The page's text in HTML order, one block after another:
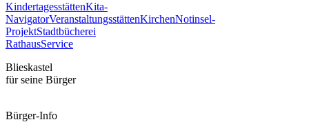
KindertagesstättenKita-
NavigatorVeranstaltungsstättenKirchenNotinsel-
ProjektStadtbücherei
RathausService
Blieskastel
für seine Bürger
Bürger-Info